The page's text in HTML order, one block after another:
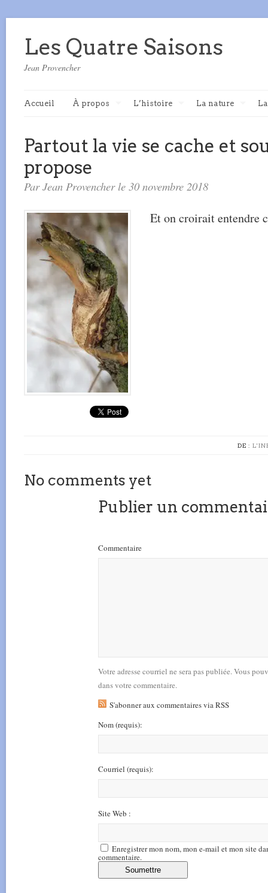
Les Quatre Saisons
Jean Provencher
Accueil À propos L’histoire La nature
Partout la vie se cache et
propose
Par Jean Provencher le 30 novembre 2018
Et on croirait entendre
DE :
No comments yet
Publier un
Commentaire
Votre adresse courriel ne sera pas publiée. Vous
dans votre commentaire.
S'abonner aux commentaires via RSS
Nom(requis):
Courriel (requis):
Site Web :
Enregistrer mon nom, mon e-mail et mon site
commentaire.